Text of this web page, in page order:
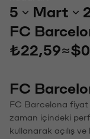
5 Mart
FC
₺22,59≈
FC
FC Barcelona fiyat
zaman içindeki
kullanarak açılış